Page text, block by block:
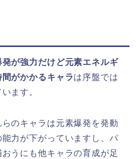
発が強力だけど元素エネルギ
がかかるキャラは序盤では
ます。
のキャラは元素爆発を発動
能力が下がっていますし、パ
うにも他キャラの育成が足